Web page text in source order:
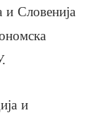
и Словенија
и